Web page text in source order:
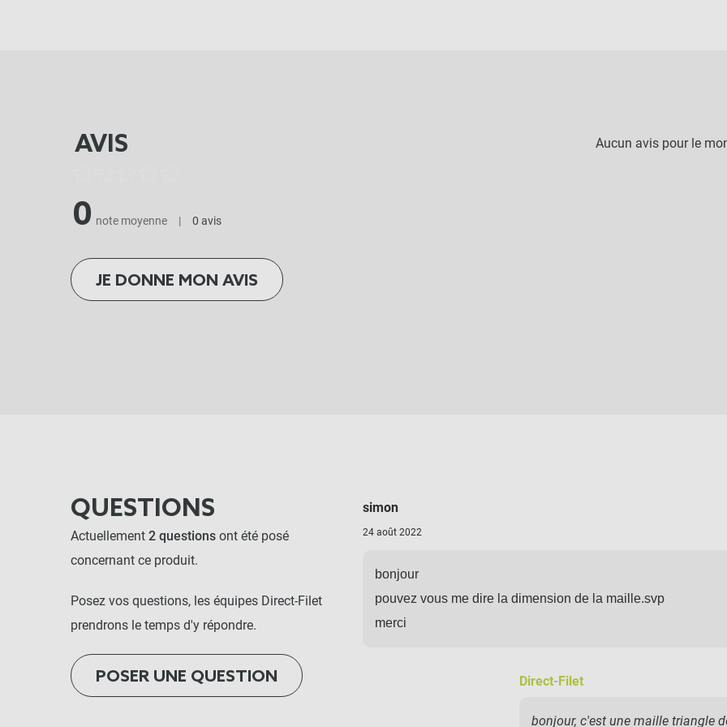
AVIS
0 note moyenne | 0 avis
JE DONNE MON AVIS
Aucun avis pour le
QUESTIONS
Actuellement 2 questions ont été posé
concernant ce produit.
Posez vos questions, les équipes Direct-Filet
prendrons le temps d'y répondre.
POSER UNE QUESTION
simon
24 août 2022
bonjour
pouvez vous me dire la dimension de la maille.svp
merci
Direct-Filet
bonjour, c'est une maille triangle